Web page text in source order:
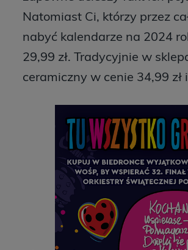
Natomiast Ci, którzy przez
nabyć kalendarze na 2024
29,99 zł. Tradycyjnie w
ceramiczny w cenie 34,99